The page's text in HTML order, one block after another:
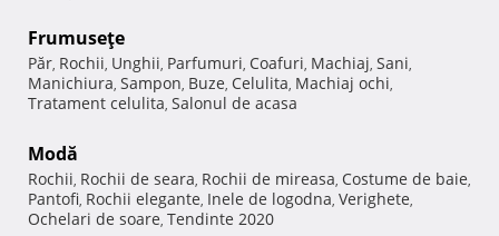
Frumuseţe
Păr, Rochii, Unghii, Parfumuri, Coafuri, Machiaj, Sani,
Manichiura, Sampon, Buze, Celulita, Machiaj ochi,
Tratament celulita, Salonul de acasa
Modă
Rochii, Rochii de seara, Rochii de mireasa, Costume de baie,
Pantofi, Rochii elegante, Inele de logodna, Verighete,
Ochelari de soare, Tendinte 2020